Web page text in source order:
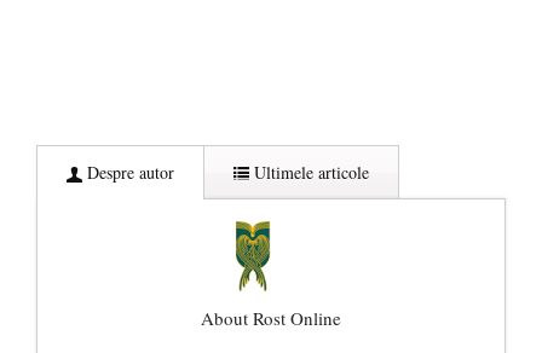
Despre autor Ultimele articole
About Rost Online